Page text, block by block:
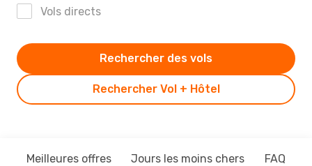
Vols directs
Rechercher Vol + Hôtel
Rechercher des vols
Meilleures offres Jours les moins chers FAQ